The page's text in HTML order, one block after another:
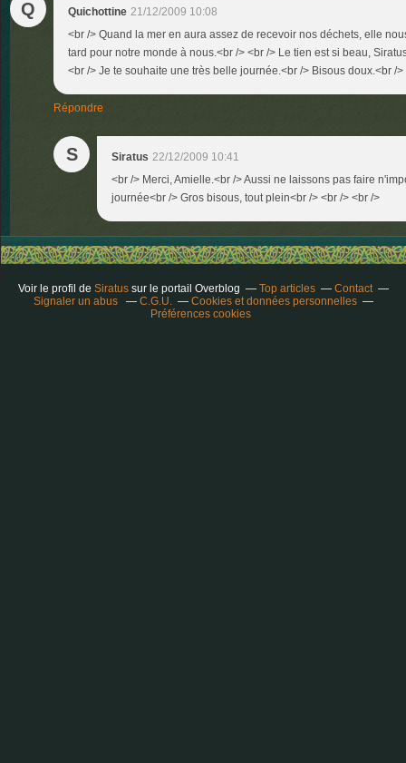
Q Quichottine 21/12/2009 10:08
<br /> Quand la mer en aura assez de recevoir nos déchets, elle
tard pour notre monde à nous.<br /> <br /> Le tien est si beau,
<br /> Je te souhaite une très belle journée.<br /> Bisous doux.<br />
Répondre
S Siratus 22/12/2009 10:41
<br /> Merci, Amielle.<br /> Aussi ne laissons pas faire
journée<br /> Gros bisous, tout plein<br /> <br /> <br />
Voir le profil de Siratussur le portail Overblog Top articles
Contact
Signaler un abus
C.G.U.
Cookies et données personnelles
Préférences cookies